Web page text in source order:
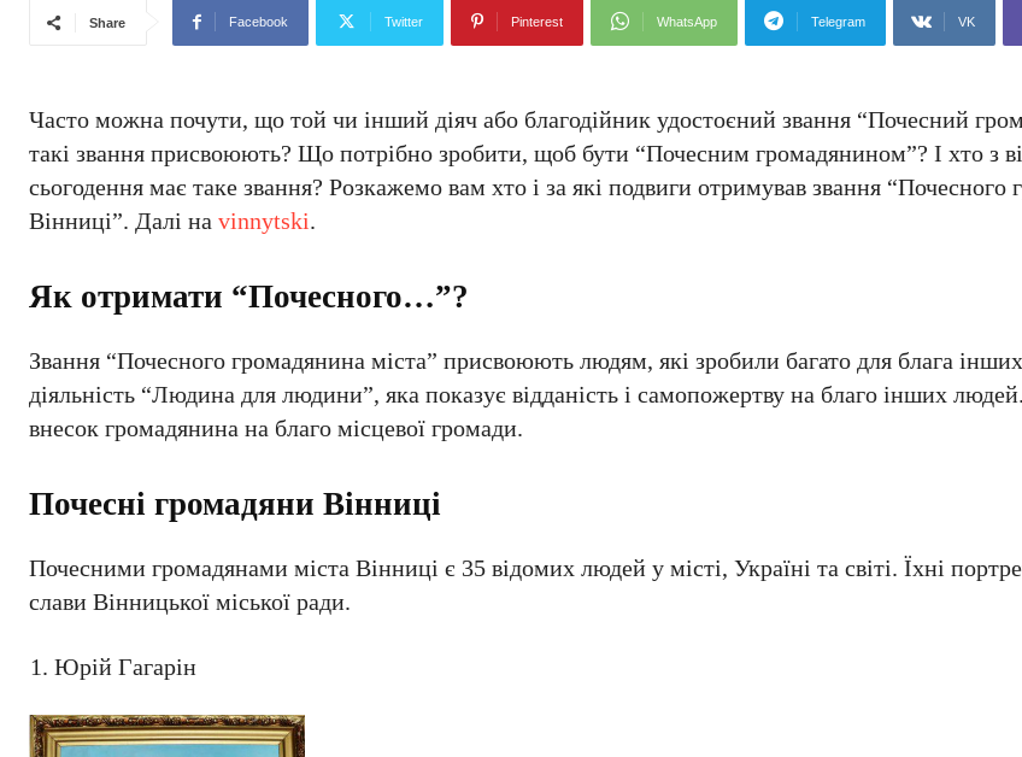
Share Facebook Twitter Pinterest WhatsApp Telegram VK
Часто можна почути, що той чи інший діяч або благодійник удостоєний звання “Почесний
такі звання присвоюють? Що потрібно зробити, щоб бути “Почесним громадянином”? І хто з
сьогодення має таке звання? Розкажемо вам хто і за які подвиги отримував звання “Почесного
Вінниці”. Далі на vinnytski.
Як отримати “Почесного…”?
Звання “Почесного громадянина міста” присвоюють людям, які зробили багато для блага
діяльність “Людина для людини”, яка показує відданість і самопожертву на благо інших
внесок громадянина на благо місцевої громади.
Почесні громадяни Вінниці
Почесними громадянами міста Вінниці є 35 відомих людей у місті, Україні та світі. Їхні
слави Вінницької міської ради.
Юрій Гагарін